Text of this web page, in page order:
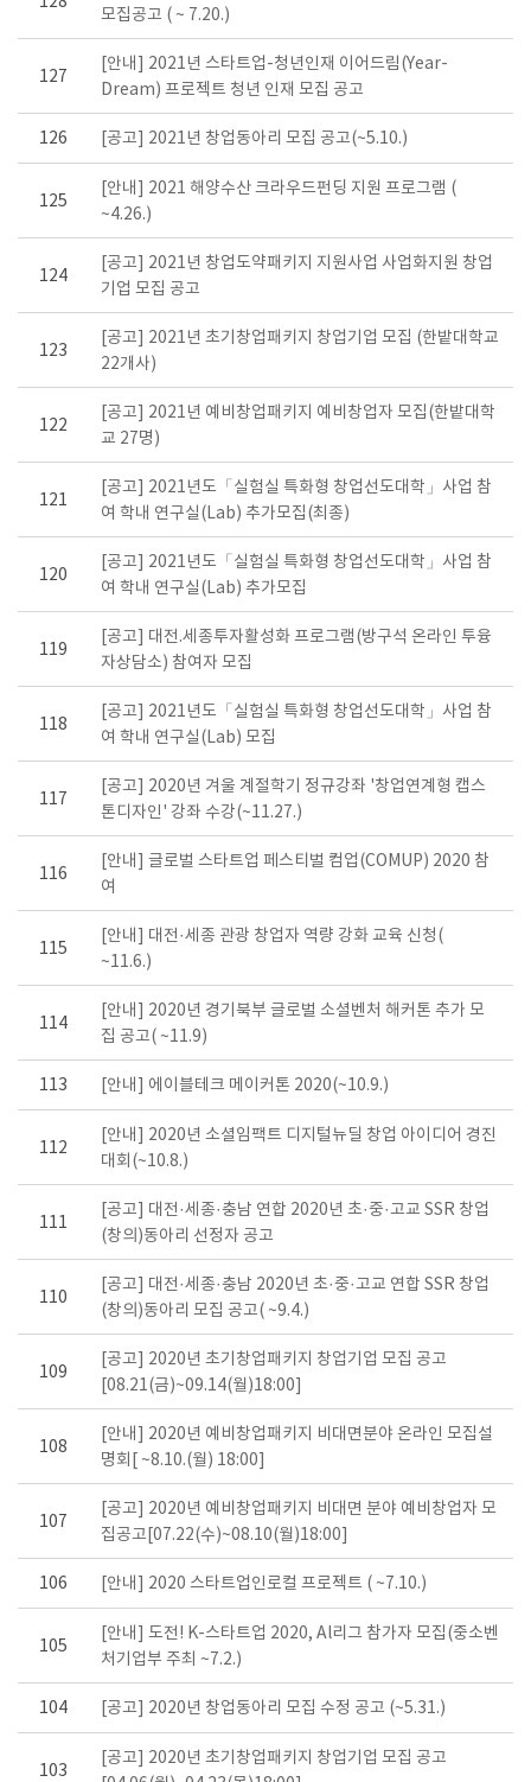
모집공고 ( ~ 7.20.)
127
[안내] 2021년 스타트업-청년인재 이어드림(Year-
Dream) 프로젝트 청년 인재 모집 공고
126 [공고] 2021년 창업동아리 모집 공고(~5.10.)
125
[안내] 2021 해양수산 크라우드펀딩 지원 프로그램 (
~4.26.)
124
[공고] 2021년 창업도약패키지 지원사업 사업화지원 창업
기업 모집 공고
123
[공고] 2021년 초기창업패키지 창업기업 모집 (한밭대학교
22개사)
122
[공고] 2021년 예비창업패키지 예비창업자 모집(한밭대학
교 27명)
121
[공고] 2021년도「실험실 특화형 창업선도대학」사업 참
여 학내 연구실(Lab) 추가모집(최종)
120
[공고] 2021년도「실험실 특화형 창업선도대학」사업 참
여 학내 연구실(Lab) 추가모집
119
[공고] 대전.세종투자활성화 프로그램(방구석 온라인 투융
자상담소) 참여자 모집
118
[공고] 2021년도「실험실 특화형 창업선도대학」사업 참
여 학내 연구실(Lab) 모집
117
[공고] 2020년 겨울 계절학기 정규강좌 '창업연계형 캡스
톤디자인' 강좌 수강(~11.27.)
116
[안내] 글로벌 스타트업 페스티벌 컴업(COMUP) 2020 참
여
115
[안내] 대전·세종 관광 창업자 역량 강화 교육 신청(
~11.6.)
114
[안내] 2020년 경기북부 글로벌 소셜벤처 해커톤 추가 모
집 공고( ~11.9)
113 [안내] 에이블테크 메이커톤 2020(~10.9.)
112
[안내] 2020년 소셜임팩트 디지털뉴딜 창업 아이디어 경진
대회(~10.8.)
111
[공고] 대전·세종·충남 연합 2020년 초·중·고교 SSR 창업
(창의)동아리 선정자 공고
110
[공고] 대전·세종·충남 2020년 초·중·고교 연합 SSR 창업
(창의)동아리 모집 공고( ~9.4.)
109
[공고] 2020년 초기창업패키지 창업기업 모집 공고
[08.21(금)~09.14(월)18:00]
108
[안내] 2020년 예비창업패키지 비대면분야 온라인 모집설
명회[ ~8.10.(월) 18:00]
107
[공고] 2020년 예비창업패키지 비대면 분야 예비창업자 모
집공고[07.22(수)~08.10(월)18:00]
106 [안내] 2020 스타트업인로컬 프로젝트 ( ~7.10.)
105
[안내] 도전! K-스타트업 2020, Al리그 참가자 모집(중소벤
처기업부 주최 ~7.2.)
104 [공고] 2020년 창업동아리 모집 수정 공고 (~5.31.)
103
[공고] 2020년 초기창업패키지 창업기업 모집 공고